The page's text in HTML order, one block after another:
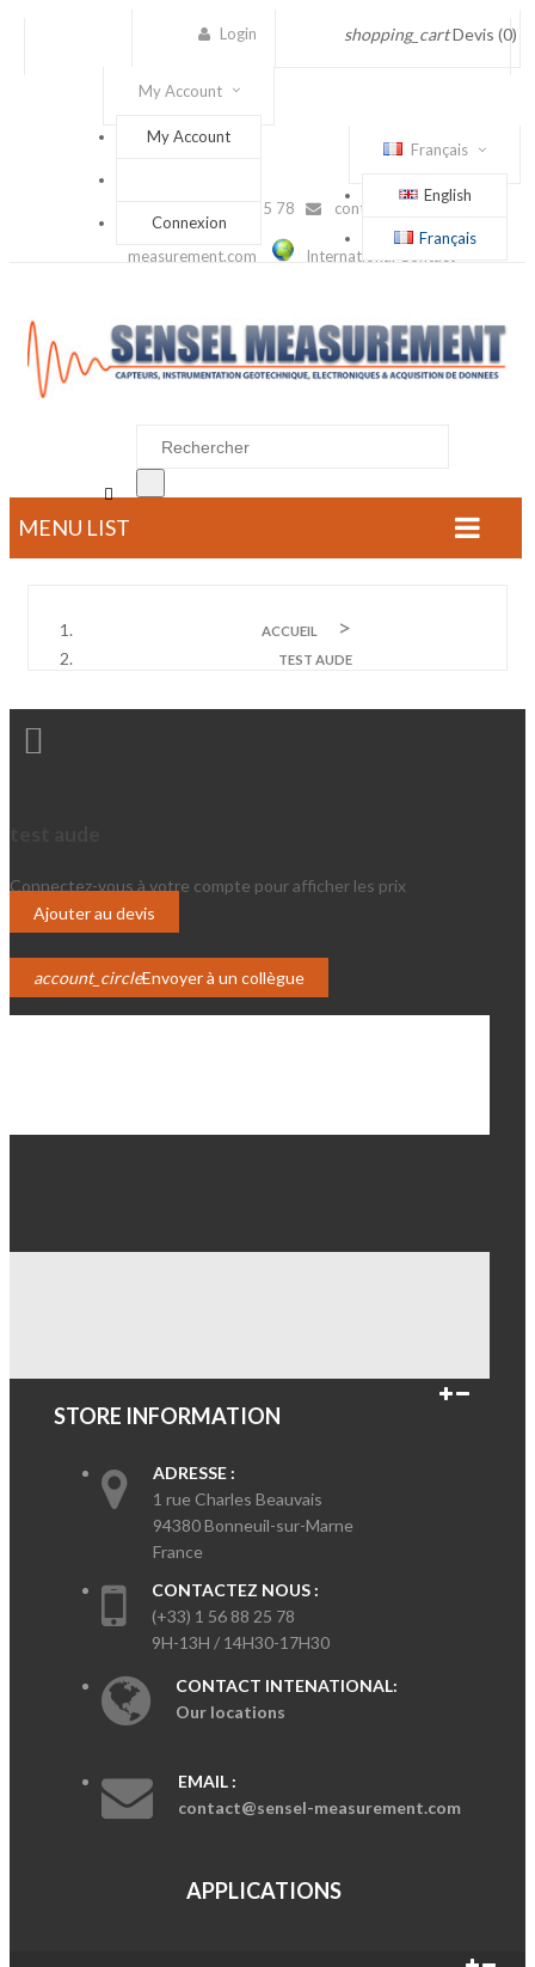
shopping_cart Devis (0)
Login
My Account
My Account
Connexion
Français
English
Français
(+33) 1 56 88 25 78 contact@sensel-
measurement.com International Contact

MENU LIST
ACCUEIL
TEST AUDE

Connectez-vous à votre compte pour afficher les prix
LoginAjouter au devis
account_circleEnvoyer à un collègue
STORE INFORMATION
ADRESSE :
1 rue Charles Beauvais
94380 Bonneuil-sur-Marne
France
CONTACTEZ NOUS :
(+33) 1 56 88 25 78
9H-13H / 14H30-17H30
CONTACT INTENATIONAL:
Our locations
EMAIL :
contact@sensel-measurement.com
APPLICATIONS